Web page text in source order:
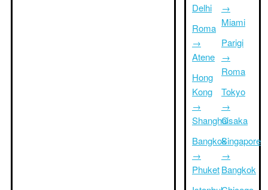
Delhi
Roma
→
Atene
Hong
Kong
→
Shanghai
Bangkok
→
Phuket
→
Miami
Parigi
→
Roma
Tokyo
→
Osaka
Singapore
→
Bangkok